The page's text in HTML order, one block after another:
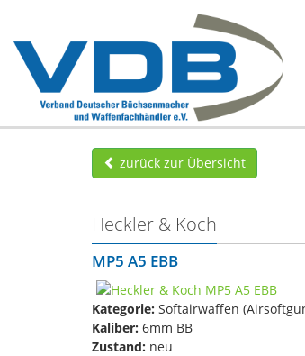
zurück zur Übersicht
Heckler & Koch
MP5 A5 EBB
Kategorie: Softairwaffen
Kaliber: 6mm BB
Zustand: neu